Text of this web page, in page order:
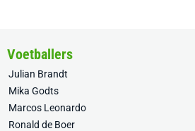
Voetballers
Julian Brandt
Mika Godts
Marcos Leonardo
Ronald de Boer